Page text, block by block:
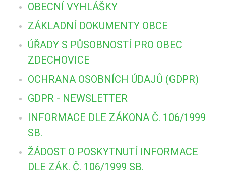
OBECNÍ VYHLÁŠKY
ZÁKLADNÍ DOKUMENTY OBCE
ÚŘADY S PŮSOBNOSTÍ PRO OBEC
ZDECHOVICE
OCHRANA OSOBNÍCH ÚDAJŮ (GDPR)
GDPR - NEWSLETTER
INFORMACE DLE ZÁKONA Č. 106/1999
SB.
ŽÁDOST O POSKYTNUTÍ INFORMACE
DLE ZÁK. Č. 106/1999 SB.